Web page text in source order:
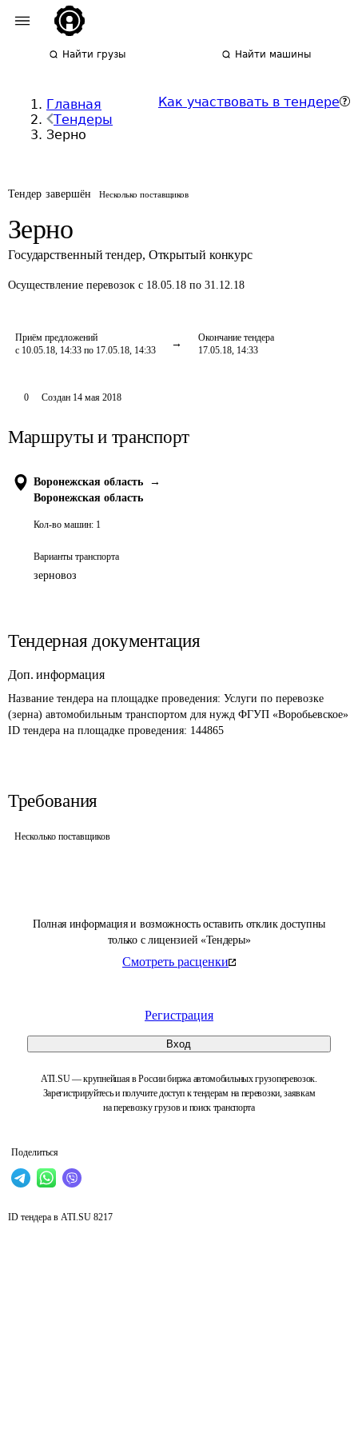
Найти грузы Найти машины
Главная
Тендеры
Зерно
Как участвовать в тендере
Тендер завершён Несколько поставщиков
Зерно
Государственный тендер, Открытый конкурс
Осуществление перевозок с 18.05.18 по 31.12.18
Приём предложений
с 10.05.18, 14:33 по 17.05.18, 14:33
Окончание тендера
17.05.18, 14:33
Полная информация и возможность оставить отклик доступны
только с лицензией «Тендеры»
Смотреть расценки
Регистрация
Вход
ATI.SU — крупнейшая в России биржа автомобильных грузоперевозок.
Зарегистрируйтесь и получите доступ к тендерам на перевозки, заявкам
на перевозку грузов и поиск транспорта
Поделиться
0 Создан 14 мая 2018
Маршруты и транспорт
Воронежская область
→
Воронежская область
Кол-во машин: 1
Варианты транспорта
зерновоз
Тендерная документация
Доп. информация
Название тендера на площадке проведения: Услуги по перевозке
(зерна) автомобильным транспортом для нужд ФГУП «Воробьевское»
ID тендера на площадке проведения: 144865
Требования
Несколько поставщиков
ID тендера в ATI.SU 8217